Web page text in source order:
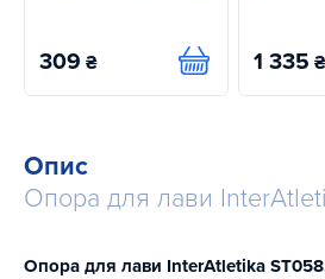
309 ₴ Купити 1 335 ₴
Опис
Опора для лави
Опора для лави InterAtletika